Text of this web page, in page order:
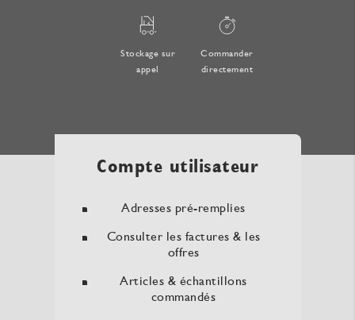
Stockage sur
appel
Commander
directement
Compte utilisateur
Adresses pré-remplies
Consulter les factures & les
offres
Articles & échantillons
commandés